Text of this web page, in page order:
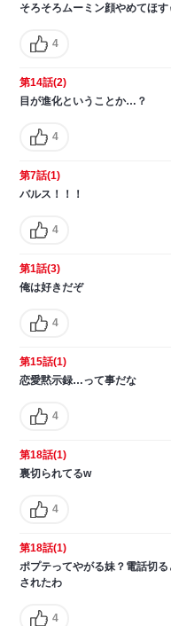
そろそろムーミン顔やめてほす
4
第14話(2)
目が進化ということか…？
4
第7話(1)
バルス！！！
4
第1話(3)
俺は好きだぞ
4
第15話(1)
恋愛黙示録…って事だな
4
第18話(1)
裏切られてるw
4
第18話(1)
ポプテってやがる妹？電話切
されたわ
4